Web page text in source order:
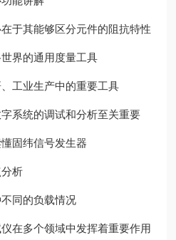
于其能够区分元件的阻抗特性
界的通用度量工具
工业生产中的重要工具
系统的调试和分析至关重要
固纬信号发生器
析
同的负载情况
在多个领域中发挥着重要作用